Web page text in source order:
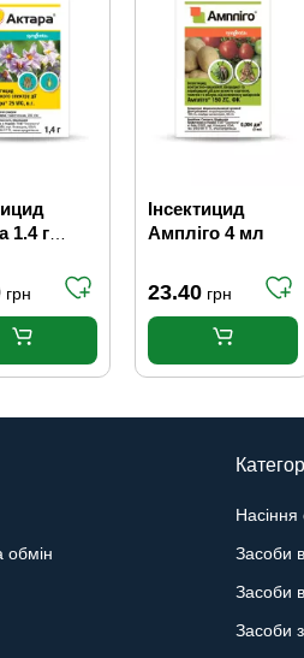
1.4 г
грн
Інсектицид
Ампліго 4 мл
23.40 грн
обмін
Насіння
Засоби
Засоби
Засоби